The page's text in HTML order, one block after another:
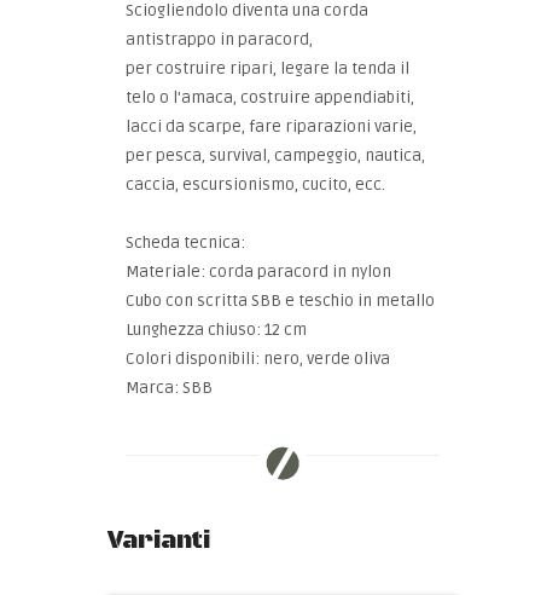
Sciogliendolo diventa una corda
antistrappo in paracord,
per costruire ripari, legare la tenda il
telo o l'amaca, costruire appendiabiti,
lacci da scarpe, fare riparazioni varie,
per pesca, survival, campeggio, nautica,
caccia, escursionismo, cucito, ecc.
Scheda tecnica:
Materiale: corda paracord in nylon
Cubo con scritta SBB e teschio in metallo
Lunghezza chiuso: 12 cm
Colori disponibili: nero, verde oliva
Marca: SBB
Varianti